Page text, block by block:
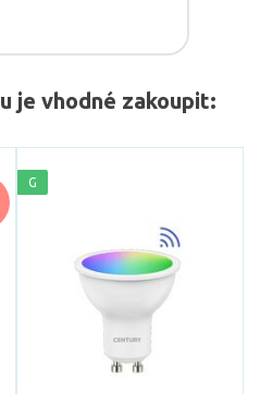
je vhodné zakoupit:
G